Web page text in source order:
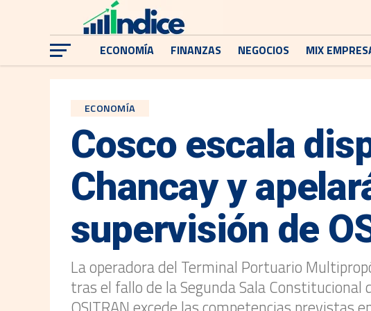
ECONOMÍA FINANZAS NEGOCIOS MIX
ECONOMÍA
Cosco escala
Chancay y
supervisión de
La operadora del Terminal Portuario
tras el fallo de la Segunda Sala